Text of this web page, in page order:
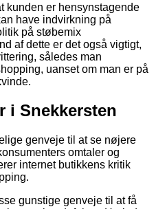
kunden er hensynstagende
have indvirkning på
på støbemix
af dette er det også vigtigt,
således man
uanset om man er på
i Snekkersten
genveje til at se nøjere
omtaler og
internet butikkens kritik
gunstige genveje til at få